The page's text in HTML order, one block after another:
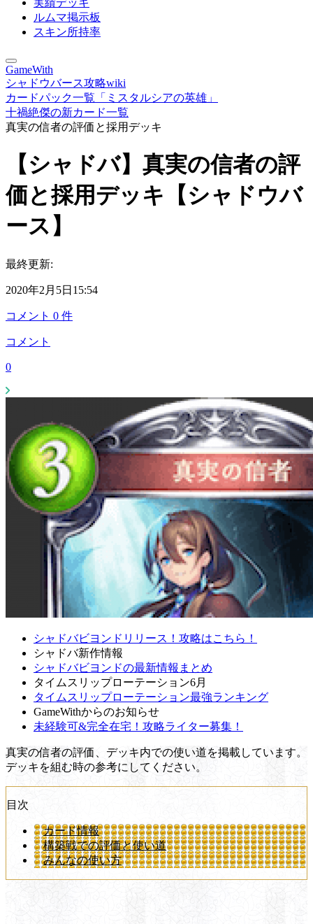
実績デッキ
ルムマ掲示板
スキン所持率
GameWith
シャドウバース攻略wiki
カードパック一覧「ミスタルシアの英雄」
十禍絶傑の新カード一覧
真実の信者の評価と採用デッキ
【シャドバ】真実の信者の評
価と採用デッキ【シャドウバ
ース】
最終更新:
2020年2月5日15:54
コメント 0 件
コメント
0
シャドバビヨンドリリース！攻略はこちら！
シャドバ新作情報
シャドバビヨンドの最新情報まとめ
タイムスリップローテーション6月
タイムスリップローテーション最強ランキング
GameWithからのお知らせ
未経験可&完全在宅！攻略ライター募集！
真実の信者の評価、デッキ内での使い道を掲載しています。
デッキを組む時の参考にしてください。
目次
カード情報
構築戦での評価と使い道
みんなの使い方